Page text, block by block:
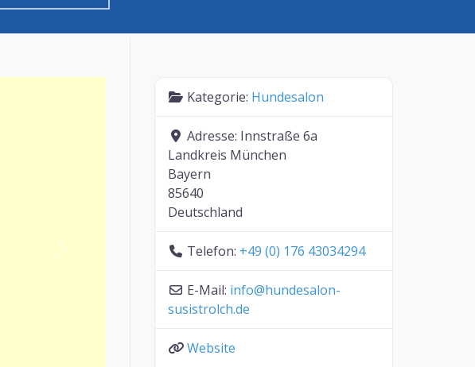
Nächstes
Kategorie: Hundesalon
Adresse: Innstraße 6a
Landkreis München
Bayern
85640
Deutschland
Telefon: +49 (0) 176 43034294
E-Mail: info@hundesalon-
susistrolch.de
Website